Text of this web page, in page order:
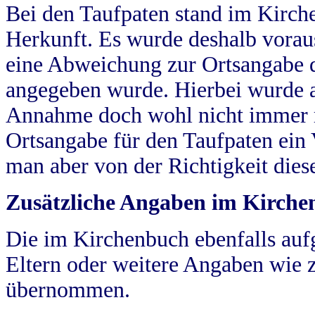
Bei den Taufpaten stand im
Herkunft. Es wurde deshalb
eine Abweichung zur
angegeben wurde. Hierbei wurde
Annahme doch wohl nicht
Ortsangabe für den Taufpaten
man aber von der Richtigkeit
Zusätzliche Angaben im
Die im Kirchenbuch ebenfalls
Eltern oder weitere Angaben wie
übernommen.